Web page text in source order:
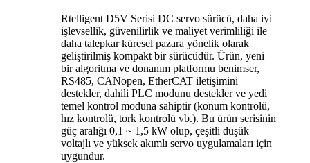
Rtelligent D5V Serisi DC servo sürücü, daha iyi
işlevsellik, güvenilirlik ve maliyet verimliliği ile
daha talepkar küresel pazara yönelik olarak
geliştirilmiş kompakt bir sürücüdür. Ürün, yeni
bir algoritma ve donanım platformu benimser,
RS485, CANopen, EtherCAT iletişimini
destekler, dahili PLC modunu destekler ve yedi
temel kontrol moduna sahiptir (konum kontrolü,
hız kontrolü, tork kontrolü vb.). Bu ürün serisinin
güç aralığı 0,1 ~ 1,5 kW olup, çeşitli düşük
voltajlı ve yüksek akımlı servo uygulamaları için
uygundur.